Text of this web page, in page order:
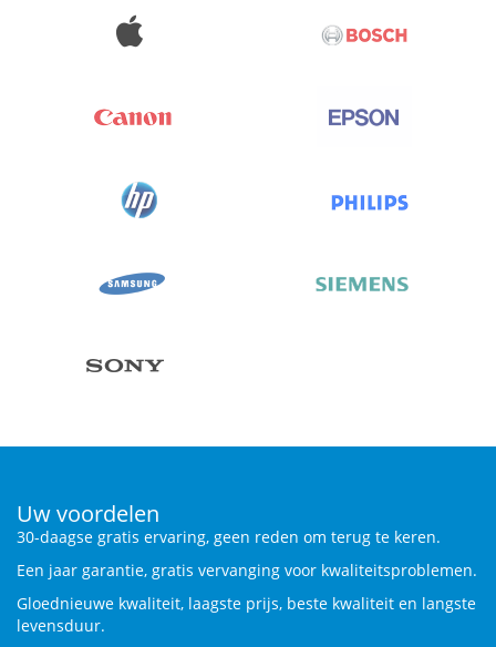
Uw voordelen
30-daagse gratis ervaring, geen reden om terug te keren.
Een jaar garantie, gratis vervanging voor kwaliteitsproblemen.
Gloednieuwe kwaliteit, laagste prijs, beste kwaliteit en langste
levensduur.